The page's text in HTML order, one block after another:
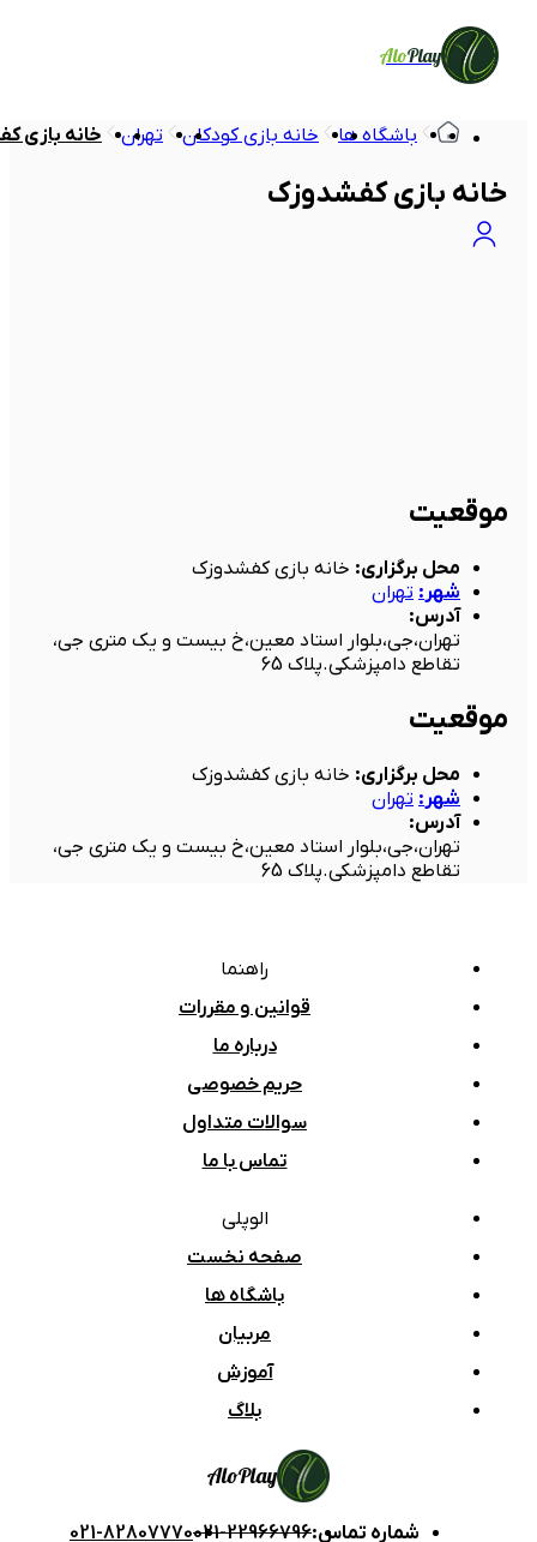
AloPlay
باشگاه ها خانه بازی کودکان تهران خانه بازی
خانه بازی کفشدوزک
موقعیت
محل برگزاری: خانه بازی کفشدوزک
شهر: تهران
آدرس:
تهران،جی،بلوار استاد معین،خ بیست و یک متری جی،
تقاطع دامپزشکی.پلاک 65
موقعیت
محل برگزاری: خانه بازی کفشدوزک
شهر : تهران
آدرس:
تهران،جی،بلوار استاد معین،خ بیست و یک متری جی،
تقاطع دامپزشکی.پلاک 65
راهنما
قوانین و مقررات
درباره ما
حریم خصوصی
سوالات متداول
تماس با ما
الوپلی
صفحه نخست
باشگاه ها
مربیان
آموزش
بلاگ
AloPlay
شماره تماس:
021-22966796
021-82807770